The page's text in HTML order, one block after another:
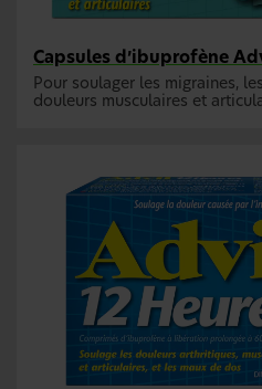
Capsules d’ibuprofène
Pour soulager les migraines,
douleurs musculaires et